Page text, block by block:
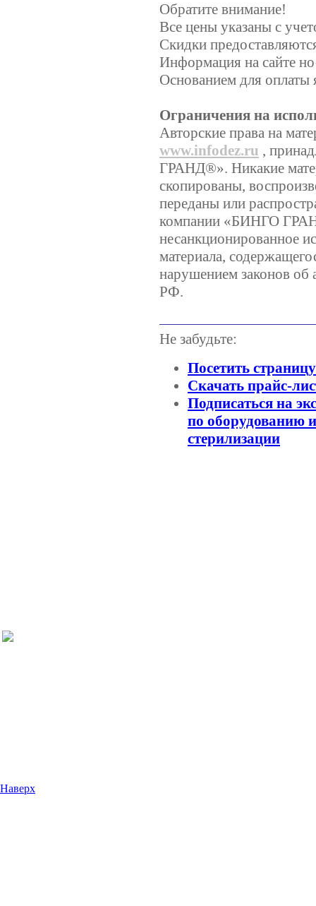
Обратите внимание!
Все цены указаны с
Скидки
Информация на сайте
Основанием для оплаты
Ограничения на
Авторские права на
www.infodez.ru ,
ГРАНД®». Никакие
скопированы,
переданы или
компании «БИНГО
несанкционированное
материала,
нарушением законов об
РФ.
Не забудьте:
Посетить
Скачать прайс-
Подписаться на
по оборудованию
стерилизации
Наверх